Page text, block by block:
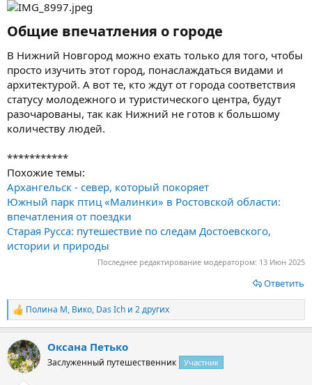
Общие впечатления о городе​
В Нижний Новгород можно ехать только для того, чтобы
просто изучить этот город, понаслаждаться видами и
архитектурой. А вот те, кто ждут от города соответствия
статусу молодежного и туристического центра, будут
разочарованы, так как Нижний не готов к большому
количеству людей.
***********
Похожие темы:
Архангельск - север, который покоряет
Южный парк птиц «Малинки» в Ростовской области:
впечатления от поездки
Старая Русса: путешествие по следам Достоевского,
истории и природы
Последнее редактирование модератором: 13 Июн 2025
Ответить
Р
е
к
ц
и
Полина М, Вико, Das Ich и 2 других
Оксана Петько
Заслуженный путешественник Участник